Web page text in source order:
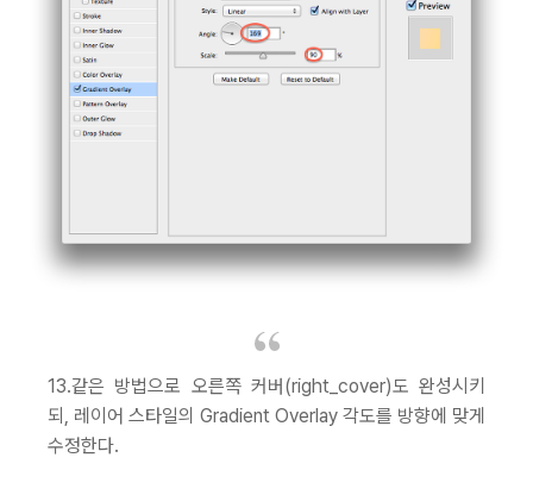
13.같은 방법으로 오른쪽 커버(right_cover)도 완성시키
되, 레이어 스타일의 Gradient Overlay 각도를 방향에 맞게
수정한다.